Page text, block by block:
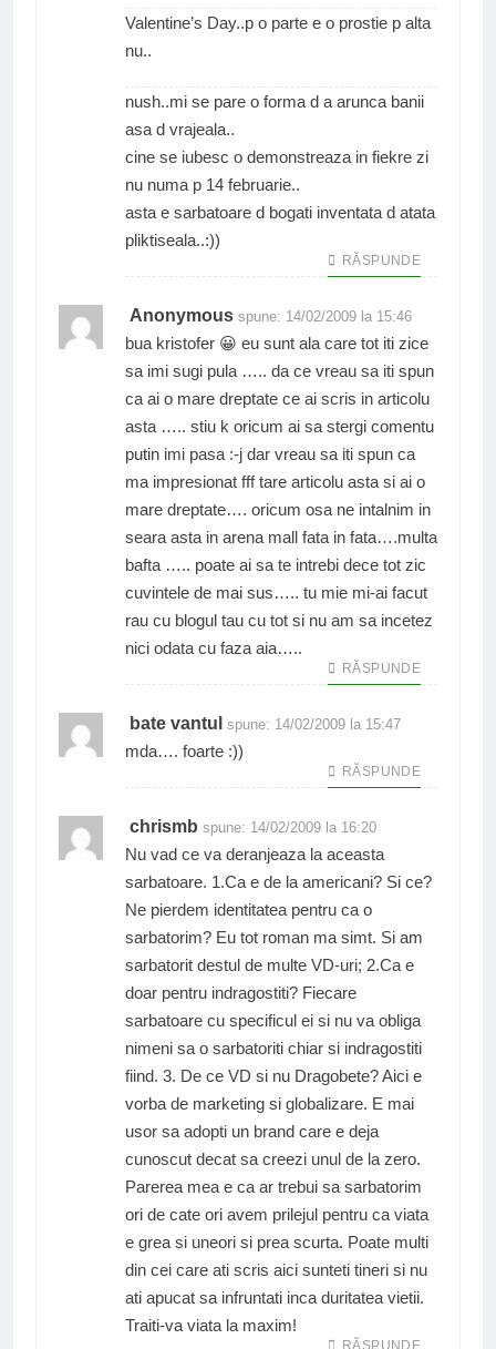
Valentine’s Day..p o parte e o prostie p alta
nu..
nush..mi se pare o forma d a arunca banii
asa d vrajeala..
cine se iubesc o demonstreaza in fiekre zi
nu numa p 14 februarie..
asta e sarbatoare d bogati inventata d atata
pliktiseala..:))
RĂSPUNDE
Anonymous spune: 14/02/2009 la 15:46
bua kristofer 😀 eu sunt ala care tot iti zice
sa imi sugi pula ….. da ce vreau sa iti spun
ca ai o mare dreptate ce ai scris in articolu
asta ….. stiu k oricum ai sa stergi comentu
putin imi pasa :-j dar vreau sa iti spun ca
ma impresionat fff tare articolu asta si ai o
mare dreptate…. oricum osa ne intalnim in
seara asta in arena mall fata in fata….multa
bafta ….. poate ai sa te intrebi dece tot zic
cuvintele de mai sus….. tu mie mi-ai facut
rau cu blogul tau cu tot si nu am sa incetez
nici odata cu faza aia…..
RĂSPUNDE
bate vantul spune: 14/02/2009 la 15:47
mda…. foarte :))
RĂSPUNDE
chrismb spune: 14/02/2009 la 16:20
Nu vad ce va deranjeaza la aceasta
sarbatoare. 1.Ca e de la americani? Si ce?
Ne pierdem identitatea pentru ca o
sarbatorim? Eu tot roman ma simt. Si am
sarbatorit destul de multe VD-uri; 2.Ca e
doar pentru indragostiti? Fiecare
sarbatoare cu specificul ei si nu va obliga
nimeni sa o sarbatoriti chiar si indragostiti
fiind. 3. De ce VD si nu Dragobete? Aici e
vorba de marketing si globalizare. E mai
usor sa adopti un brand care e deja
cunoscut decat sa creezi unul de la zero.
Parerea mea e ca ar trebui sa sarbatorim
ori de cate ori avem prilejul pentru ca viata
e grea si uneori si prea scurta. Poate multi
din cei care ati scris aici sunteti tineri si nu
ati apucat sa infruntati inca duritatea vietii.
Traiti-va viata la maxim!
RĂSPUNDE